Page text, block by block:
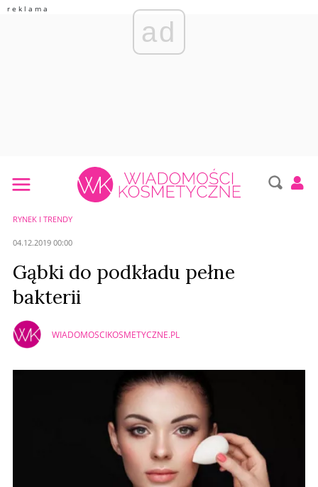
ad
RYNEK I TRENDY
04.12.2019 00:00
Gąbki do podkładu pełne
bakterii
WIADOMOSCIKOSMETYCZNE.PL